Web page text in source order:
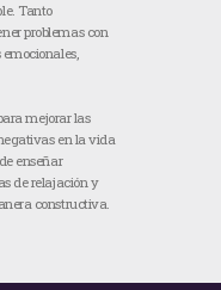
Tanto
problemas con
mejorar las
en la vida
enseñar
de relajación y
constructiva.